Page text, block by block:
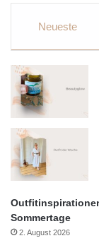
Neueste
Sommertage
2. August 2026